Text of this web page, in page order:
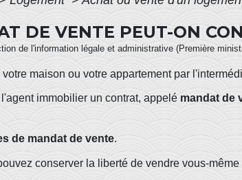
DE VENTE PEUT-ON
de l'information légale et administrative (Première
maison ou votre appartement par
immobilier un contrat, appelé mandat de
de mandat de vente.
conserver la liberté de vendre vous-